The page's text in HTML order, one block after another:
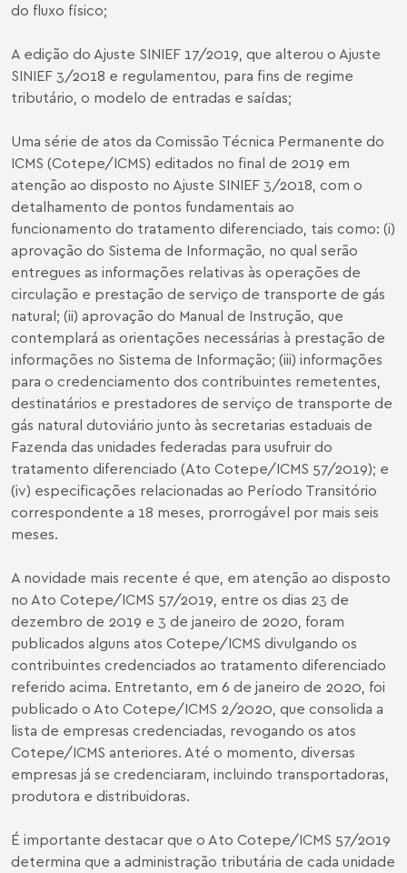
do fluxo físico;
A edição do Ajuste SINIEF 17/2019, que alterou o Ajuste
SINIEF 3/2018 e regulamentou, para fins de regime
tributário, o modelo de entradas e saídas;
Uma série de atos da Comissão Técnica Permanente do
ICMS (Cotepe/ICMS) editados no final de 2019 em
atenção ao disposto no Ajuste SINIEF 3/2018, com o
detalhamento de pontos fundamentais ao
funcionamento do tratamento diferenciado, tais como: (i)
aprovação do Sistema de Informação, no qual serão
entregues as informações relativas às operações de
circulação e prestação de serviço de transporte de gás
natural; (ii) aprovação do Manual de Instrução, que
contemplará as orientações necessárias à prestação de
informações no Sistema de Informação; (iii) informações
para o credenciamento dos contribuintes remetentes,
destinatários e prestadores de serviço de transporte de
gás natural dutoviário junto às secretarias estaduais de
Fazenda das unidades federadas para usufruir do
tratamento diferenciado (Ato Cotepe/ICMS 57/2019); e
(iv) especificações relacionadas ao Período Transitório
correspondente a 18 meses, prorrogável por mais seis
meses.
A novidade mais recente é que, em atenção ao disposto
no Ato Cotepe/ICMS 57/2019, entre os dias 23 de
dezembro de 2019 e 3 de janeiro de 2020, foram
publicados alguns atos Cotepe/ICMS divulgando os
contribuintes credenciados ao tratamento diferenciado
referido acima. Entretanto, em 6 de janeiro de 2020, foi
publicado o Ato Cotepe/ICMS 2/2020, que consolida a
lista de empresas credenciadas, revogando os atos
Cotepe/ICMS anteriores. Até o momento, diversas
empresas já se credenciaram, incluindo transportadoras,
produtora e distribuidoras.
É importante destacar que o Ato Cotepe/ICMS 57/2019
determina que a administração tributária de cada unidade